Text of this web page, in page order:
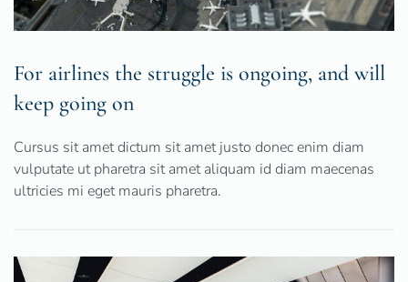
For airlines the struggle is ongoing, and will
keep going on
Cursus sit amet dictum sit amet justo donec enim diam
vulputate ut pharetra sit amet aliquam id diam maecenas
ultricies mi eget mauris pharetra.